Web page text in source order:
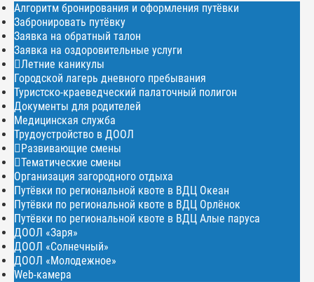
Алгоритм бронирования и оформления путёвки
Забронировать путёвку
Заявка на обратный талон
Заявка на оздоровительные услуги
Летние каникулы
Городской лагерь дневного пребывания
Туристско-краеведческий палаточный полигон
Документы для родителей
Медицинская служба
Трудоустройство в ДООЛ
Развивающие смены
Тематические смены
Организация загородного отдыха
Путёвки по региональной квоте в ВДЦ Океан
Путёвки по региональной квоте в ВДЦ Орлёнок
Путёвки по региональной квоте в ВДЦ Алые паруса
ДООЛ «Заря»
ДООЛ «Солнечный»
ДООЛ «Молодежное»
Web-камера